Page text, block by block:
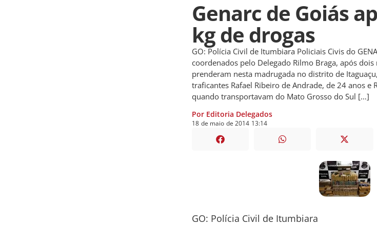
Genarc de Goiás
kg de drogas
GO: Polícia Civil de Itumbiara Policiais Civis do
coordenados pelo Delegado Rilmo Braga, após dois
prenderam nesta madrugada no distrito de
traficantes Rafael Ribeiro de Andrade, de 24 anos e
quando transportavam do Mato Grosso do Sul […]
Por Editoria Delegados
18 de maio de2014 13:14
GO: Polícia Civil de Itumbiara